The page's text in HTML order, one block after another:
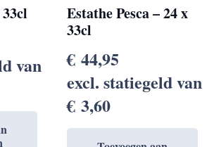
van
Estathe Pesca – 24 x
33cl
€ 44,95
excl. statiegeld van
€ 3,60